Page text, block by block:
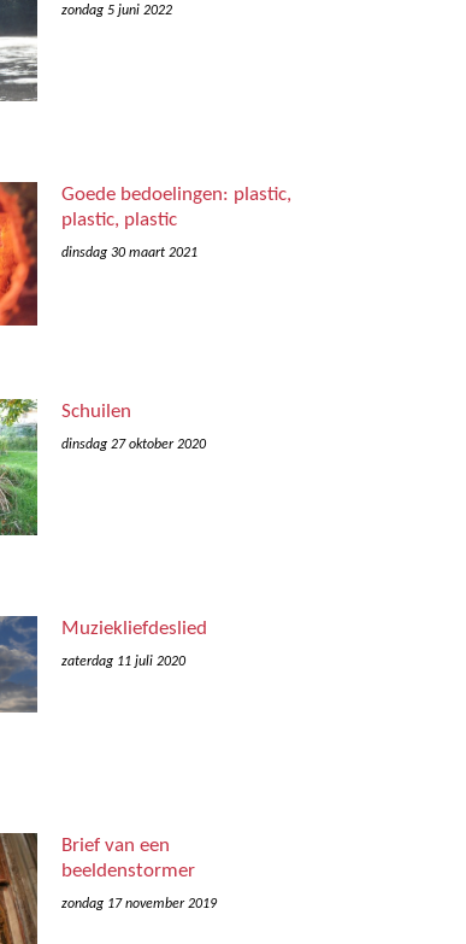
zondag 5 juni 2022
Goede bedoelingen: plastic,
plastic, plastic
dinsdag 30 maart 2021
Schuilen
dinsdag 27 oktober 2020
Muziekliefdeslied
zaterdag 11 juli 2020
Brief van een
beeldenstormer
zondag 17 november 2019